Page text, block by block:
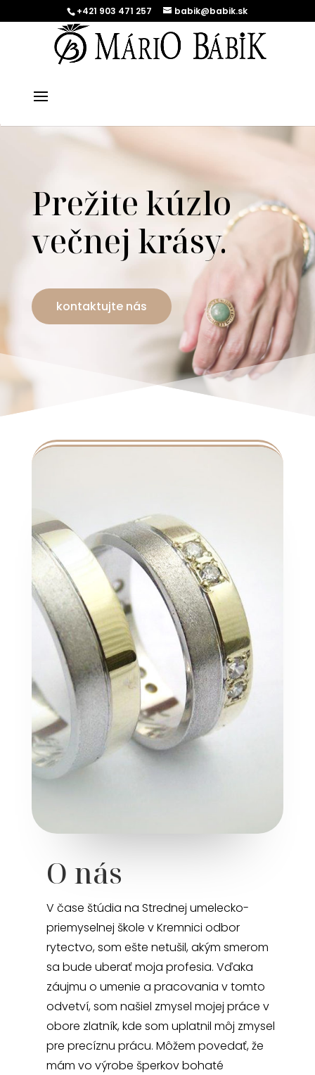
+421 903 471 257 babik@babik.sk
Prežite kúzlo
večnej krásy.
kontaktujte nás
O nás
V čase štúdia na Strednej umelecko-
priemyselnej škole v Kremnici odbor
rytectvo, som ešte netušil, akým smerom
sa bude uberať moja profesia. Vďaka
záujmu o umenie a pracovania v tomto
odvetví, som našiel zmysel mojej práce v
obore zlatník, kde som uplatnil môj zmysel
pre precíznu prácu. Môžem povedať, že
mám vo výrobe šperkov bohaté